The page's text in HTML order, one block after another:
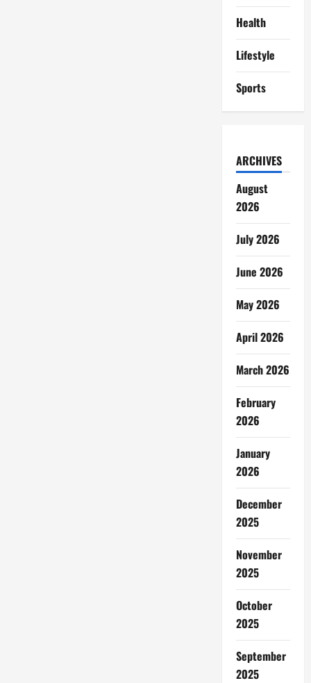
Health
Lifestyle
Sports
ARCHIVES
August
2026
July 2026
June 2026
May 2026
April 2026
March 2026
February
2026
January
2026
December
2025
November
2025
October
2025
September
2025